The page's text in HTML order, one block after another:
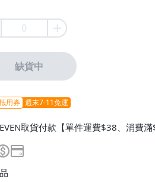
缺貨中
用券 週末7-11免運
取貨付款【單件運費$38、消費
付款【單件運費$38、消費滿$3000
、消費滿$3000免運費】、面交/